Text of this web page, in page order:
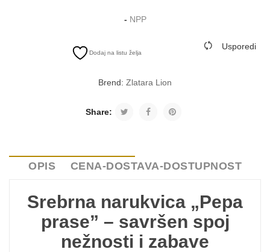
- NPP
Dodaj na listu želja
Usporedi
Brend: Zlatara Lion
Share:
OPIS CENA-DOSTAVA-DOSTUPNOST
Srebrna narukvica „Pepa
prase” – savršen spoj
nežnosti i zabave